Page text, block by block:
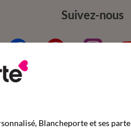
Suivez-nous
Aide &
Blancheporte et ses